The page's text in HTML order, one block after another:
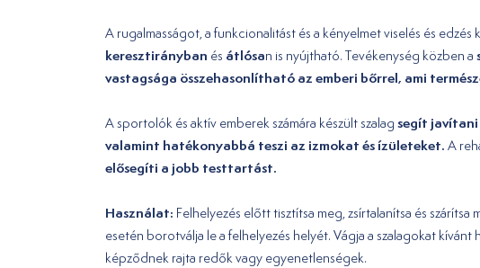
A rugalmasságot, a funkcionalitást és a kényelmet viselés és edzés
keresztirányban és átlósan is nyújtható. Tevékenység közben a
vastagsága összehasonlítható az emberi bőrrel, ami
A sportolók és aktív emberek számára készült szalag segít javítani
valamint hatékonyabbá teszi az izmokat és ízületeket. A
elősegíti a jobb testtartást.
Használat: Felhelyezés előtt tisztítsa meg, zsírtalanítsa és
esetén borotválja le a felhelyezés helyét. Vágja a szalagokat
képződnek rajta redők vagy egyenetlenségek.